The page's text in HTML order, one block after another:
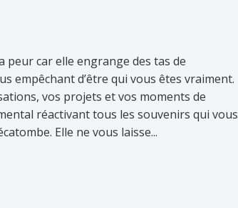
peur car elle engrange des tas de
empêchant d’être qui vous êtes vraiment.
vos projets et vos moments de
réactivant tous les souvenirs qui vous
Elle ne vous laisse...